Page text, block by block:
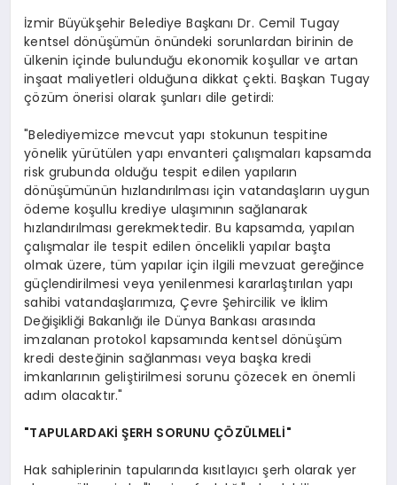
İzmir Büyükşehir Belediye Başkanı Dr. Cemil Tugay
kentsel dönüşümün önündeki sorunlardan birinin de
ülkenin içinde bulunduğu ekonomik koşullar ve artan
inşaat maliyetleri olduğuna dikkat çekti. Başkan Tugay
çözüm önerisi olarak şunları dile getirdi:
"Belediyemizce mevcut yapı stokunun tespitine
yönelik yürütülen yapı envanteri çalışmaları kapsamda
risk grubunda olduğu tespit edilen yapıların
dönüşümünün hızlandırılması için vatandaşların uygun
ödeme koşullu krediye ulaşımının sağlanarak
hızlandırılması gerekmektedir. Bu kapsamda, yapılan
çalışmalar ile tespit edilen öncelikli yapılar başta
olmak üzere, tüm yapılar için ilgili mevzuat gereğince
güçlendirilmesi veya yenilenmesi kararlaştırılan yapı
sahibi vatandaşlarımıza, Çevre Şehircilik ve İklim
Değişikliği Bakanlığı ile Dünya Bankası arasında
imzalanan protokol kapsamında kentsel dönüşüm
kredi desteğinin sağlanması veya başka kredi
imkanlarının geliştirilmesi sorunu çözecek en önemli
adım olacaktır."
"TAPULARDAKİ ŞERH SORUNU ÇÖZÜLMELİ"
Hak sahiplerinin tapularında kısıtlayıcı şerh olarak yer